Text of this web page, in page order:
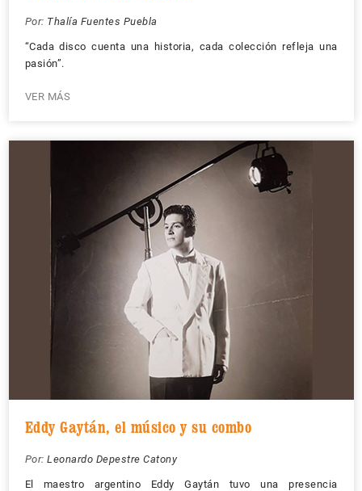
Por: Thalía Fuentes Puebla
“Cada disco cuenta una historia, cada colección refleja una
pasión”.
VER MÁS
Eddy Gaytán, el músico y su combo
Por: Leonardo Depestre Catony
El maestro argentino Eddy Gaytán tuvo una presencia